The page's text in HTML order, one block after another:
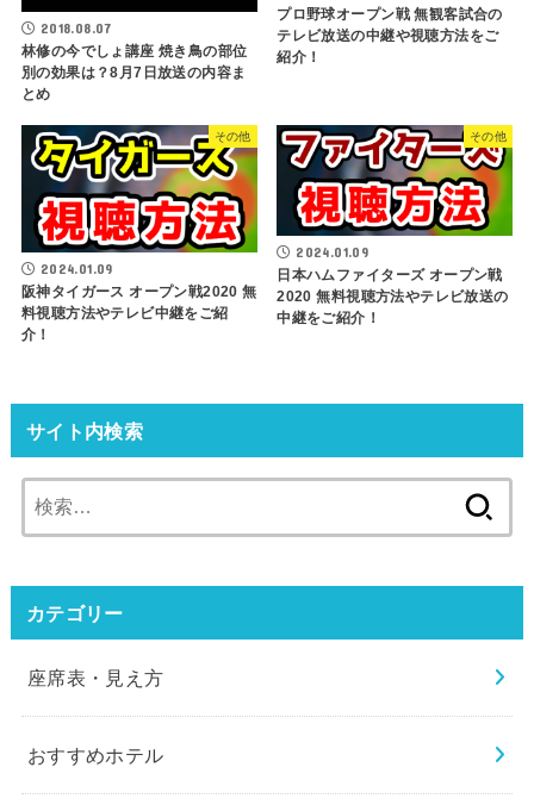
2018.08.07
林修の今でしょ講座 焼き鳥の部位
別の効果は？8月7日放送の内容ま
とめ
プロ野球オープン戦 無観客試合の
テレビ放送の中継や視聴方法をご
紹介！
その他
2024.01.09
阪神タイガース オープン戦2020 無
料視聴方法やテレビ中継をご紹
介！
その他
2024.01.09
日本ハムファイターズ オープン戦
2020 無料視聴方法やテレビ放送の
中継をご紹介！
サイト内検索
索:
カテゴリー
座席表・見え方
おすすめホテル